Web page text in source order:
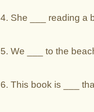
4. She ___ reading a
5. We ___ to the
6. This book is ___